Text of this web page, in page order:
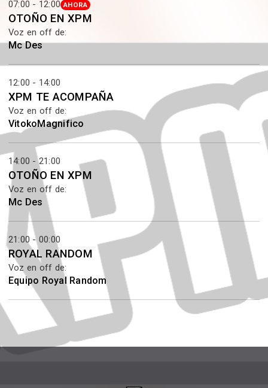
07:00 - 12:00 AHORA
OTOÑO EN XPM
Voz en off de:
Mc Des
12:00 - 14:00
XPM TE ACOMPAÑA
Voz en off de:
VitokoMagnifico
14:00 - 21:00
OTOÑO EN XPM
Voz en off de:
Mc Des
21:00 - 00:00
ROYAL RANDOM
Voz en off de:
Equipo Royal Random